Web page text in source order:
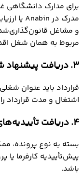
برای مدارک دانشگاهی
و مشاغل
مربوط به همان شغل
3. دریافت پیشنهاد شغلی یا قرارداد آموزشی
قرارداد باید عنوان
اشتغال و مدت
4. دریافت تأییدیه‌های لازم
بسته به نوع پرونده،
پیش‌تأییدیه کارفرما
باشد.